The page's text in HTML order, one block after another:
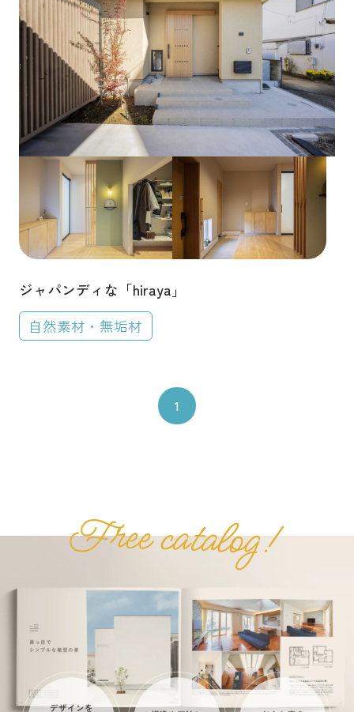
土地をお探しの方
会社概要
採用情報
各種お問い合わせ
カタログ請求
来場予約
イベント情報
お問い合わせ
プライバシーポリシー
カスタマーハラスメントポリシー
ジャパンディな「hiraya」
自然素材・無垢材
1
特徴から探す
中庭・パティオ ヌック
吹き抜け
和室・小上がり
ベランダ・バルコニー
ウォークインクローゼット
シューズインクローゼット
アーチ壁・R垂れ壁
自然素材・無垢材
狭小地・変形地
シンボルツリー
白い家
猫と暮らす家
犬と暮らす家
趣味にこだわる
建築地から探す
ガレージハウス
二世帯住宅 その他
間取りから探す
2LDK 4LDK 5LDK